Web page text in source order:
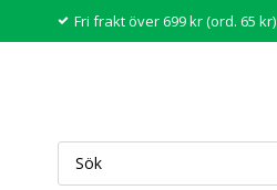
Fri frakt över 699 kr (ord. 65 kr)